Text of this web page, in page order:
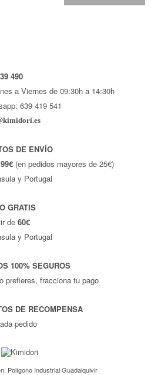
490
a Viernes de 09:30h a 14:30h
639 419 541
DE ENVÍO
(en pedidos mayores de 25€)
y Portugal
GRATIS
de60€
y Portugal
100% SEGUROS
prefieres, fracciona tu pago
DE RECOMPENSA
pedido
Polígono Industrial Guadalquivir